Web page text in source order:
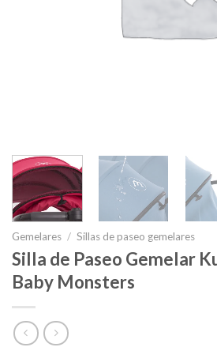
Gemelares / Sillas de paseo gemelares
Silla de Paseo Gemelar
Baby Monsters